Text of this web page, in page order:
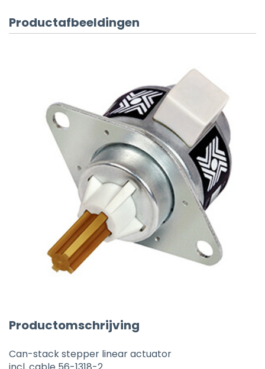
Productafbeeldingen
Productomschrijving
Can-stack stepper linear actuator